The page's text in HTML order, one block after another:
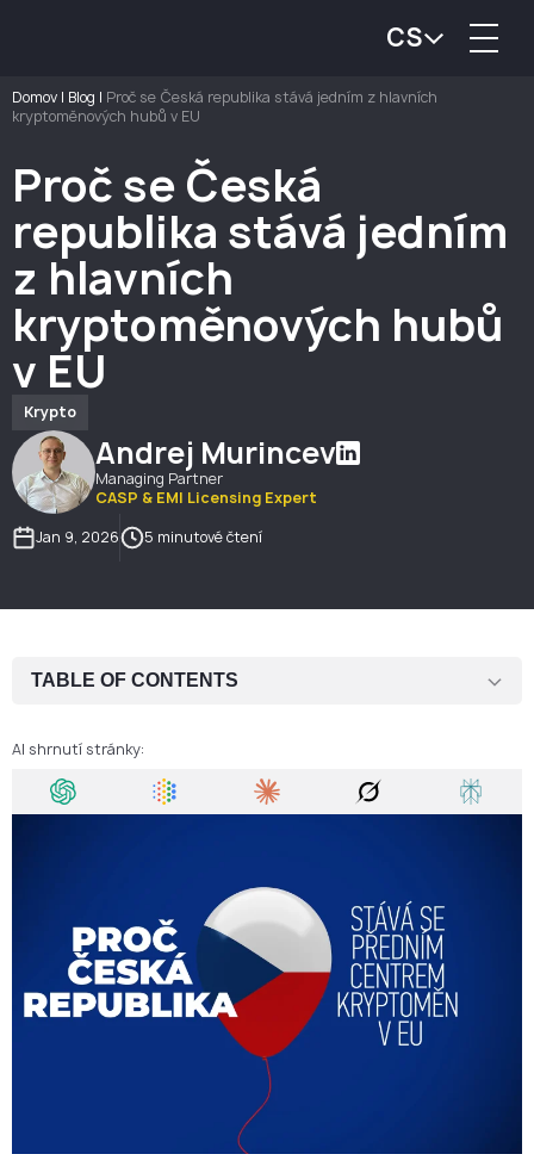
CS
Domov | Blog | Proč se Česká republika stává jedním z hlavních
kryptoměnových hubů v EU
Proč se Česká
republika stává jedním
z hlavních
kryptoměnových hubů
v EU
Krypto
Andrej Murincev
Managing Partner
CASP & EMI Licensing Expert
Jan 9, 2026
5 minutové čtení
TABLE OF CONTENTS
Silný AML rámec bez přehnané zátěže
Strategická poloha a důvěryhodnost v rámci EU
Proč si stále více zakladatelů vybírá Českou republiku
Závěrečné shrnutí
Plánujete založit nebo přesunout své kryptopodnikání do České
FAQ: Kryptospolečnosti v České republice
AI shrnutí stránky: